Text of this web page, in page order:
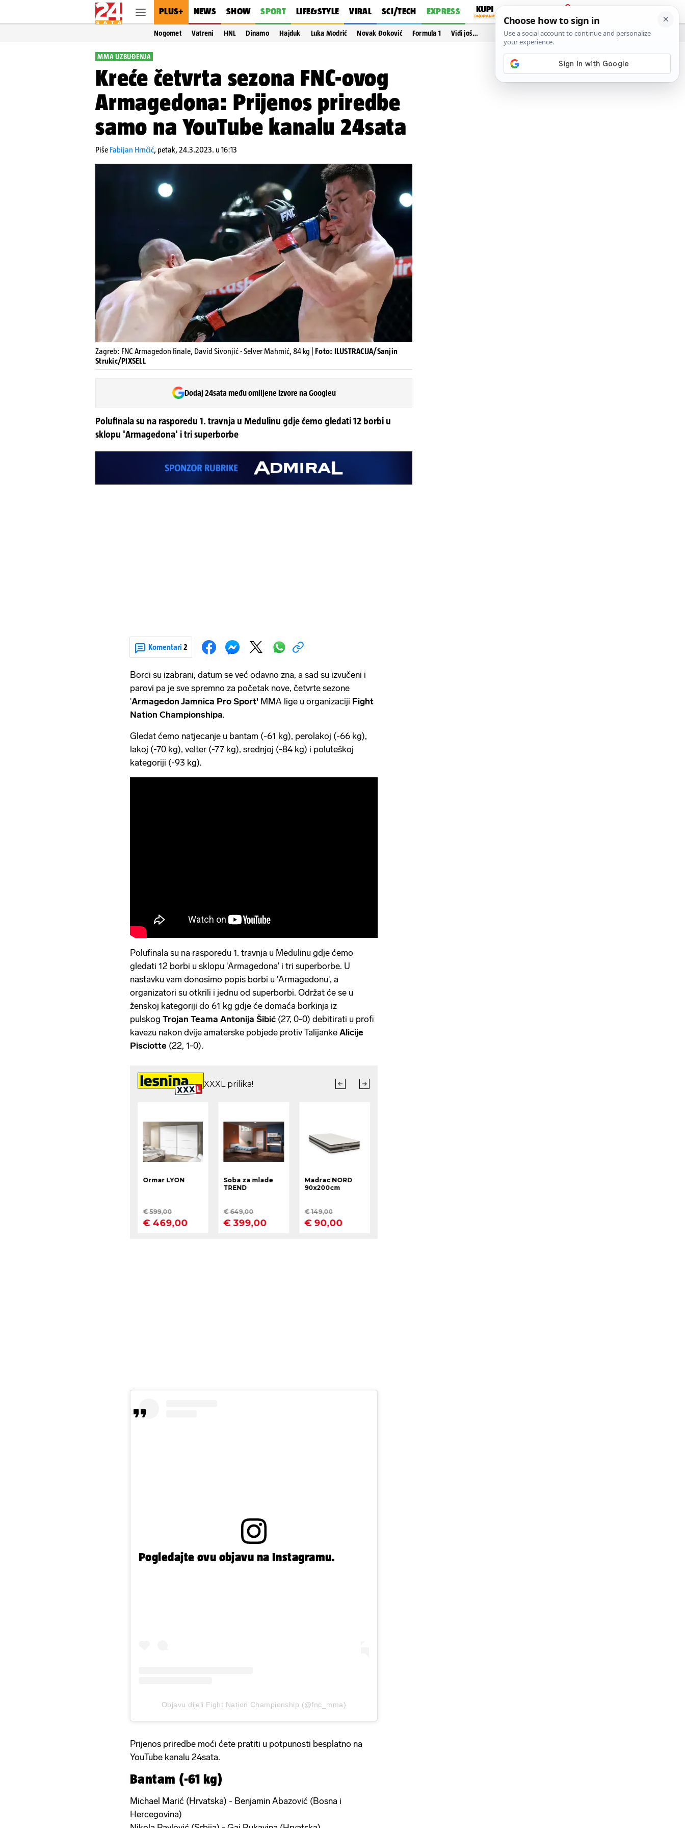
PLUS+ NEWS SHOW SPORT LIFE&STYLE VIRAL SCI/TECH EXPRESS
PRIJAVA
Nogomet Vatreni HNL Dinamo Hajduk Luka Modrić Novak Đoković Formula 1 Vidi još…
MMA UZBUĐENJA
Kreće četvrta sezona FNC-ovog
Armagedona: Prijenos priredbe
samo na YouTube kanalu 24sata
Piše Fabijan Hrnčić, petak, 24.3.2023. u 16:13
Zagreb: FNC Armagedon finale, David Sivonjić - Selver Mahmić, 84 kg | Foto: ILUSTRACIJA/Sanjin
Strukic/PIXSELL
Dodaj 24sata među omiljene izvore na Googleu
Polufinala su na rasporedu 1. travnja u Medulinu gdje ćemo gledati 12 borbi u
sklopu 'Armagedona' i tri superborbe
Komentari 2
Borci su izabrani, datum se već odavno zna, a sad su izvučeni i
parovi pa je sve spremno za početak nove, četvrte sezone
'Armagedon Jamnica Pro Sport' MMA lige u organizaciji Fight
Nation Championshipa.
Gledat ćemo natjecanje u bantam (-61 kg), perolakoj (-66 kg),
lakoj (-70 kg), velter (-77 kg), srednjoj (-84 kg) i poluteškoj
kategoriji (-93 kg).
Polufinala su na rasporedu 1. travnja u Medulinu gdje ćemo
gledati 12 borbi u sklopu 'Armagedona' i tri superborbe. U
nastavku vam donosimo popis borbi u 'Armagedonu', a
organizatori su otkrili i jednu od superborbi. Održat će se u
ženskoj kategoriji do 61 kg gdje će domaća borkinja iz
pulskog Trojan Teama Antonija Šibić (27, 0-0) debitirati u profi
kavezu nakon dvije amaterske pobjede protiv Talijanke Alicije
Pisciotte (22, 1-0).
Pogledajte ovu objavu na Instagramu.
Objavu dijeli Fight Nation Championship (@fnc_mma)
Prijenos priredbe moći ćete pratiti u potpunosti besplatno na
YouTube kanalu 24sata.
Bantam (-61 kg)
Michael Marić (Hrvatska) - Benjamin Abazović (Bosna i
Hercegovina)